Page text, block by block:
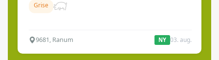
Grise
9681, Ranum NY 03. aug.